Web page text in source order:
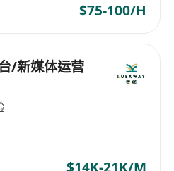
$75-100/H
/新媒体运营